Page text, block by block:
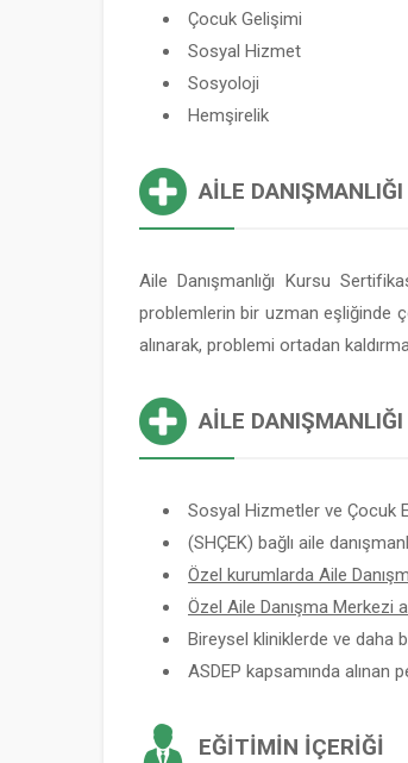
Çocuk Gelişimi
Sosyal Hizmet
Sosyoloji
Hemşirelik
AILE
Aile Danışmanlığı Kursu
problemlerin bir uzman eşliğinde
alınarak, problemi ortadan
AILE
Sosyal Hizmetler ve Çocuk
(SHÇEK) bağlı aile
Özel kurumlarda Aile
Özel Aile Danışma Merkezi
Bireysel kliniklerde ve daha
ASDEP kapsamında alınan
EĞITIMIN İÇERIĞI